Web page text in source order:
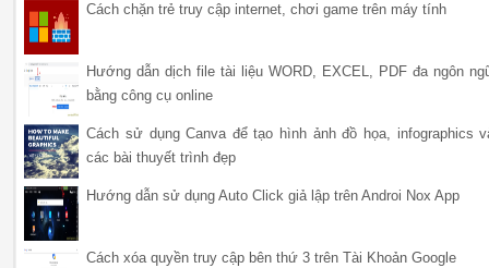
Cách chặn trẻ truy cập internet, chơi game trên máy tính
Hướng dẫn dịch file tài liệu WORD, EXCEL, PDF đa ngôn
bằng công cụ online
Cách sử dụng Canva để tạo hình ảnh đồ họa, infographics
các bài thuyết trình đẹp
Hướng dẫn sử dụng Auto Click giả lập trên Androi Nox App
Cách xóa quyền truy cập bên thứ 3 trên Tài Khoản Google